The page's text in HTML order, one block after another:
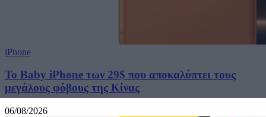
iPhone
Το Baby iPhone των 29$ που αποκαλύπτει τους
μεγάλους φόβους της Κίνας
06/08/2026